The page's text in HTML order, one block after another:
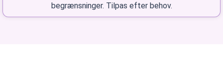
begrænsninger. Tilpas efter behov.